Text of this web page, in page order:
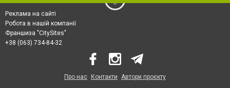
Реклама на сайті
Робота в нашій компанії
Франшиза "CitySites"
+38 (063) 734-84-32
Про нас Контакти Автори проєкту